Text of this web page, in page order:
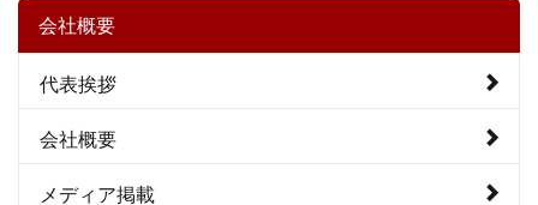
会社概要
代表挨拶
会社概要
メディア掲載